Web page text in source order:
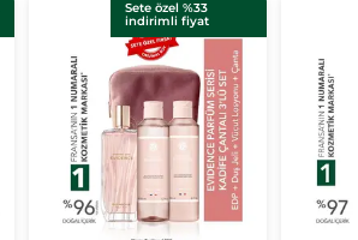
Sete özel %33
indirimli fiyat